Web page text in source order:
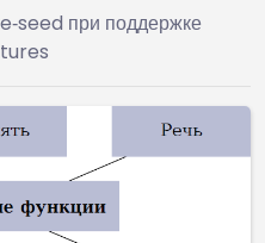
при поддержке